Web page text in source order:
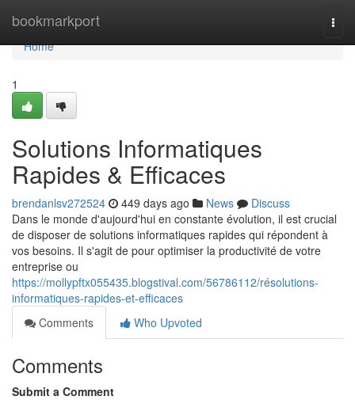
bookmarkport
Home
Home
1
Solutions Informatiques
Rapides & Efficaces
brendanlsv272524 449 days ago News
Discuss
Dans le monde d'aujourd'hui en constante évolution, il est crucial
de disposer de solutions informatiques rapides qui répondent à
vos besoins. Il s'agit de pour optimiser la productivité de votre
entreprise ou
https://mollypftx055435.blogstival.com/56786112/résolutions-
informatiques-rapides-et-efficaces
Comments
Who Upvoted
Comments
Submit a Comment